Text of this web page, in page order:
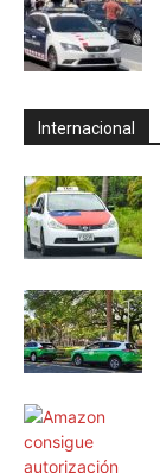
Internacional